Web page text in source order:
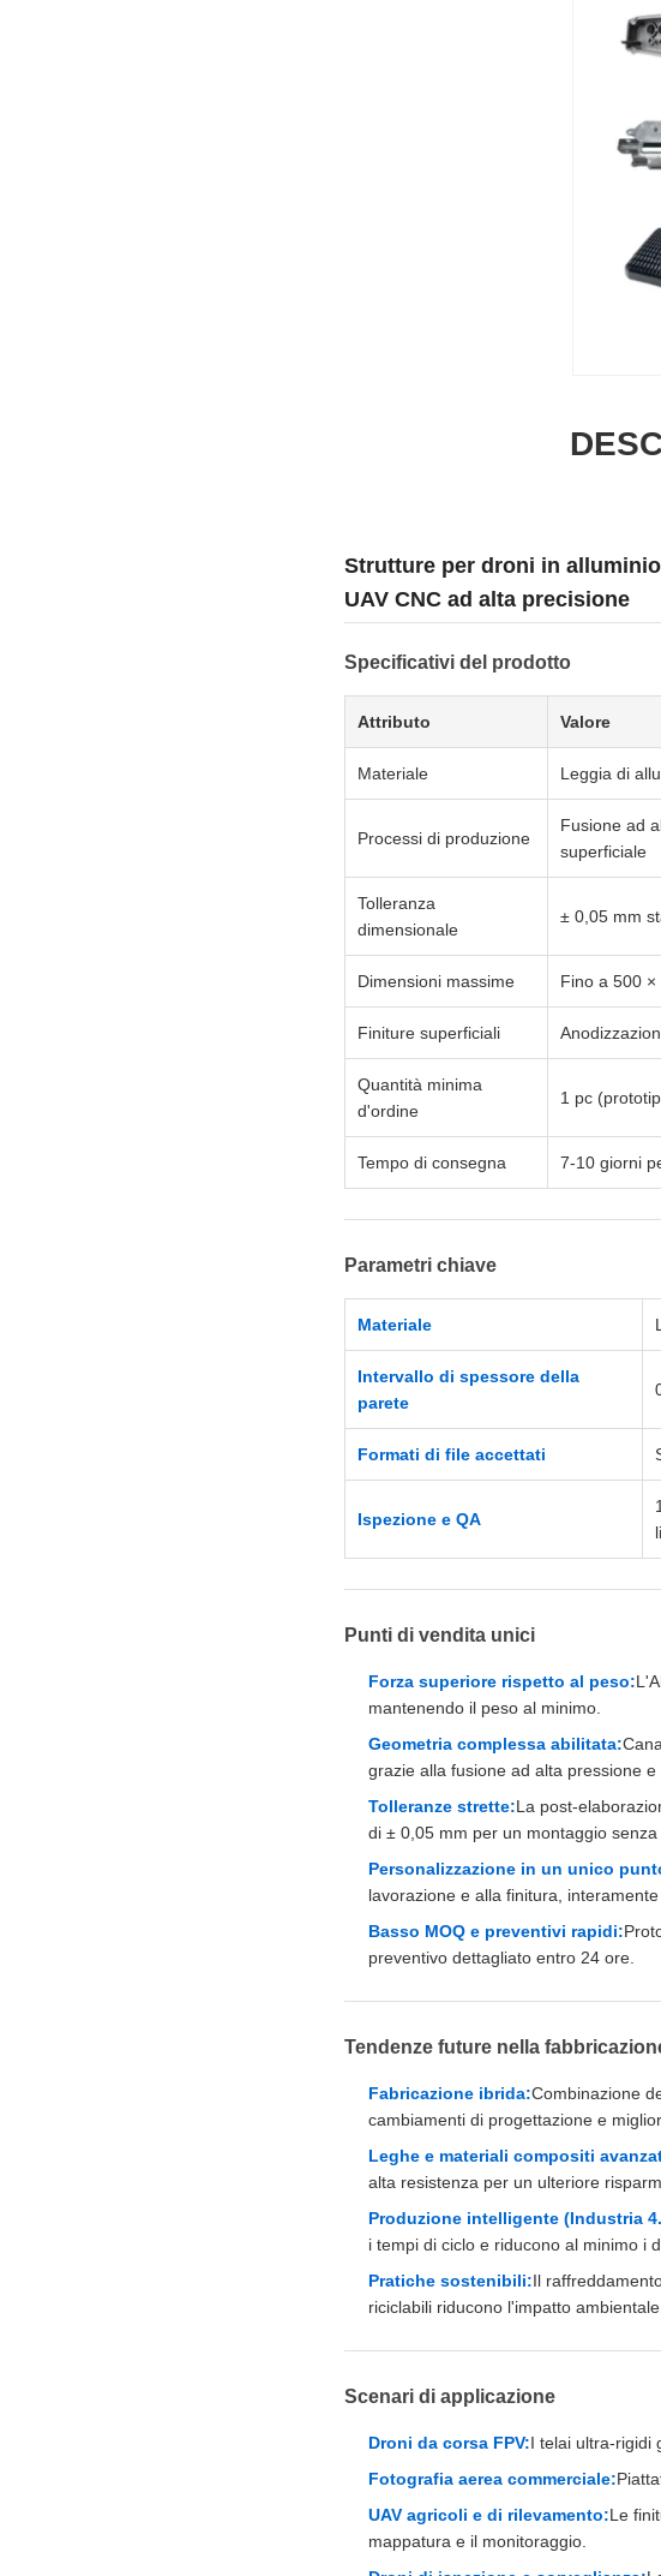
Strutture per droni in
UAV CNC ad alta precisione
Specificativi del prodotto
Attributo Valore
Materiale Leggia di
Processi di produzione
Fusione ad
superficiale
Tolleranza
dimensionale
± 0,05 mm
Dimensioni massime Fino a 500
Finiture superficiali
Quantità minima
d'ordine
1 pc
Tempo di consegna 7-10 giorni
Parametri chiave
Materiale
Intervallo di spessore della
parete
Formati di file accettati
Ispezione e QA
Punti di vendita unici
Forza superiore rispetto al peso:
mantenendo il peso al minimo.
Geometria complessa abilitata:
grazie alla fusione ad alta pressione
Tolleranze strette:La post-
di ± 0,05 mm per un montaggio senza
Personalizzazione in un unico
lavorazione e alla finitura,
Basso MOQ e preventivi rapidi:
preventivo dettagliato entro 24 ore.
Tendenze future nella
Fabricazione ibrida:Combinazione
cambiamenti di progettazione e
Leghe e materiali compositi
alta resistenza per un ulteriore
Produzione intelligente (Industria
i tempi di ciclo e riducono al minimo i
Pratiche sostenibili:Il
riciclabili riducono l'impatto ambientale.
Scenari di applicazione
Droni da corsa FPV:I telai ultra-rigidi
Fotografia aerea commerciale:
UAV agricoli e di rilevamento:Le
mappatura e il monitoraggio.